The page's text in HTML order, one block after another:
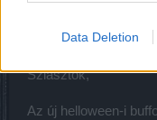
Data Deletion
Sziasztok,
Az új helloween-i